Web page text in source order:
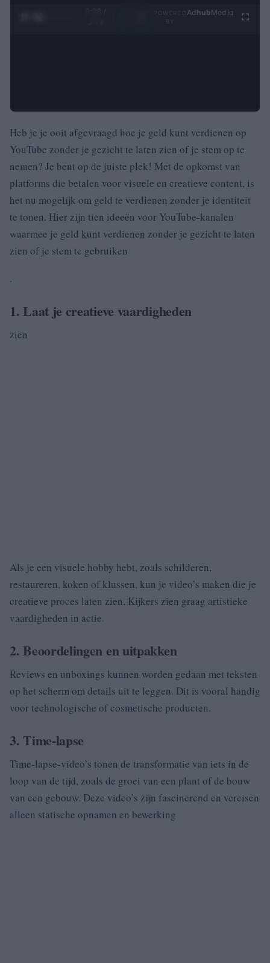
0:29 /
Ad hubMedia
Heb je je ooit afgevraagd hoe je geld kunt verdienen op
YouTube zonder je gezicht te laten zien of je stem op te
nemen? Je bent op de juiste plek! Met de opkomst van
platforms die betalen voor visuele en creatieve content, is
het nu mogelijk om geld te verdienen zonder je identiteit
te tonen. Hier zijn tien ideeën voor YouTube-kanalen
waarmee je geld kunt verdienen zonder je gezicht te laten
zien of je stem te gebruiken
.
1. Laat je creatieve vaardigheden
zien
Als je een visuele hobby hebt, zoals schilderen,
restaureren, koken of klussen, kun je video’s maken die je
creatieve proces laten zien. Kijkers zien graag artistieke
vaardigheden in actie.
2. Beoordelingen en uitpakken
Reviews en unboxings kunnen worden gedaan met teksten
op het scherm om details uit te leggen. Dit is vooral handig
voor technologische of cosmetische producten.
3. Time-lapse
Time-lapse-video’s tonen de transformatie van iets in de
loop van de tijd, zoals de groei van een plant of de bouw
van een gebouw. Deze video’s zijn fascinerend en vereisen
alleen statische opnamen en bewerking